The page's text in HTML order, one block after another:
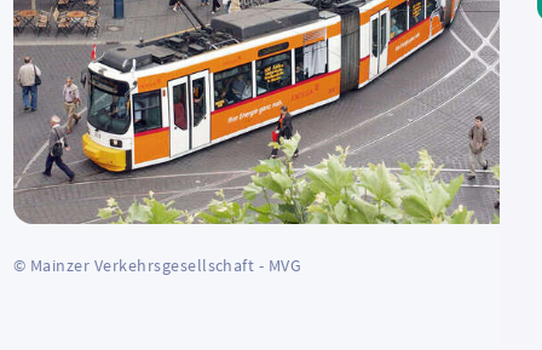
© Mainzer Verkehrsgesellschaft - MVG